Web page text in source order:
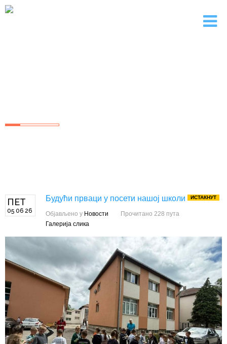
ПЕТ
05 06 26
Будући прваци у посети нашој школи ИСТАКНУТ
Објављено у Новости
Прочитано 228 пута
Галерија слика